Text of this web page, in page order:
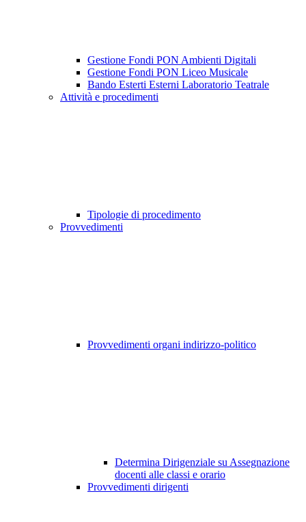
Gestione Fondi PON Ambienti Digitali
Gestione Fondi PON Liceo Musicale
Bando Esterti Esterni Laboratorio Teatrale
Attività e procedimenti
Tipologie di procedimento
Provvedimenti
Provvedimenti organi indirizzo-politico
Determina Dirigenziale su Assegnazione
docenti alle classi e orario
Provvedimenti dirigenti